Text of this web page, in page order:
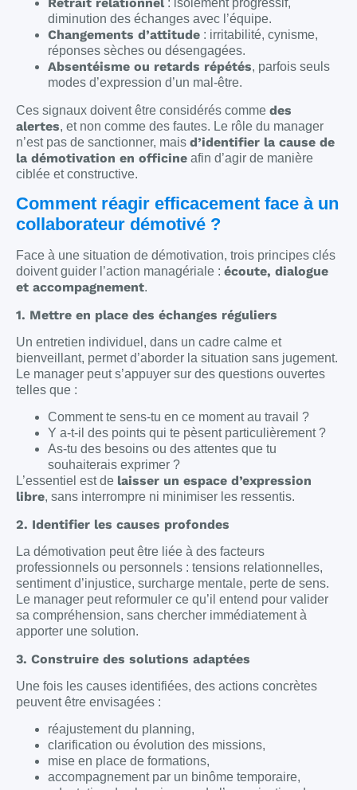
Retrait relationnel : isolement progressif,
diminution des échanges avec l’équipe.
Changements d’attitude : irritabilité, cynisme,
réponses sèches ou désengagées.
Absentéisme ou retards répétés, parfois seuls
modes d’expression d’un mal-être.
Ces signaux doivent être considérés comme des
alertes, et non comme des fautes. Le rôle du manager
n’est pas de sanctionner, mais d’identifier la cause de
la démotivation en officine afin d’agir de manière
ciblée et constructive.
Comment réagir efficacement face à un
collaborateur démotivé ?
Face à une situation de démotivation, trois principes clés
doivent guider l’action managériale : écoute, dialogue
et accompagnement.
1. Mettre en place des échanges réguliers
Un entretien individuel, dans un cadre calme et
bienveillant, permet d’aborder la situation sans jugement.
Le manager peut s’appuyer sur des questions ouvertes
telles que :
Comment te sens-tu en ce moment au travail ?
Y a-t-il des points qui te pèsent particulièrement ?
As-tu des besoins ou des attentes que tu
souhaiterais exprimer ?
L’essentiel est de laisser un espace d’expression
libre, sans interrompre ni minimiser les ressentis.
2. Identifier les causes profondes
La démotivation peut être liée à des facteurs
professionnels ou personnels : tensions relationnelles,
sentiment d’injustice, surcharge mentale, perte de sens.
Le manager peut reformuler ce qu’il entend pour valider
sa compréhension, sans chercher immédiatement à
apporter une solution.
3. Construire des solutions adaptées
Une fois les causes identifiées, des actions concrètes
peuvent être envisagées :
réajustement du planning,
clarification ou évolution des missions,
mise en place de formations,
accompagnement par un binôme temporaire,